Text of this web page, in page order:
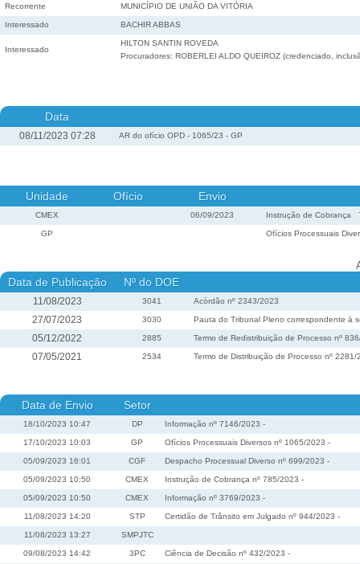
Recorrente MUNICÍPIO DE UNIÃO DA VITÓRIA
Interessado BACHIR ABBAS
Interessado
HILTON SANTIN ROVEDA
Procuradores: ROBERLEI ALDO QUEIROZ (credenciado,
Data
08/11/2023 07:28 AR do ofício OPD - 1065/23 - GP
Unidade Ofício Envio
CMEX 06/09/2023 Instrução de Cobrança
GP Ofícios Processuais
Data de Publicação Nº do DOE
11/08/2023 3041 Acórdão nº 2343/2023
27/07/2023 3030 Pauta do Tribunal Pleno correspondente à
05/12/2022 2885 Termo de Redistribuição de Processo nº
07/05/2021 2534 Termo de Distribuição de Processo nº 2281/
Data de Envio Setor
18/10/2023 10:47 DP Informação nº 7146/2023 -
17/10/2023 10:03 GP Ofícios Processuais Diversos nº 1065/2023 -
05/09/2023 16:01 CGF Despacho Processual Diverso nº 699/2023 -
05/09/2023 10:50 CMEX Instrução de Cobrança nº 785/2023 -
05/09/2023 10:50 CMEX Informação nº 3769/2023 -
11/08/2023 14:20 STP Certidão de Trânsito em Julgado nº 944/2023 -
11/08/2023 13:27 SMPJTC
09/08/2023 14:42 3PC Ciência de Decisão nº 432/2023 -